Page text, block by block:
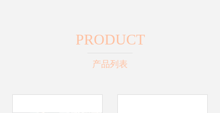
PRODUCT
产品列表